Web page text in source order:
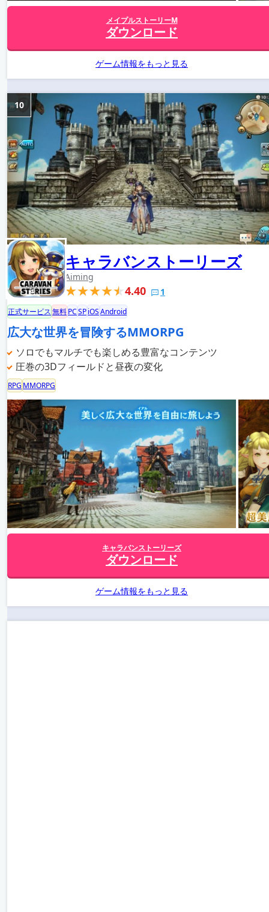
メイプルストーリーM
ダウンロード
ゲーム情報をもっと見る
キャラバンストーリーズ
Aiming
4.40 1
10
正式サービス無料PCSPiOSAndroid
広大な世界を冒険するMMORPG
ソロでもマルチでも楽しめる豊富なコンテンツ
圧巻の3Dフィールドと昼夜の変化
RPG MMORPG
キャラバンストーリーズ
ダウンロード
ゲーム情報をもっと見る